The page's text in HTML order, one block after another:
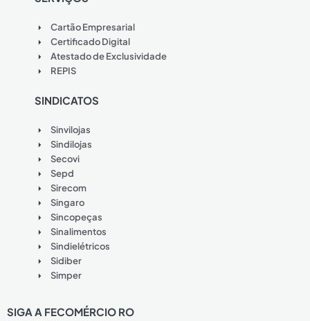
Cartão Empresarial
Certificado Digital
Atestado de Exclusividade
REPIS
SINDICATOS
Sinvilojas
Sindilojas
Secovi
Sepd
Sirecom
Singaro
Sincopeças
Sinalimentos
Sindielétricos
Sidiber
Simper
SIGA A FECOMÉRCIO RO